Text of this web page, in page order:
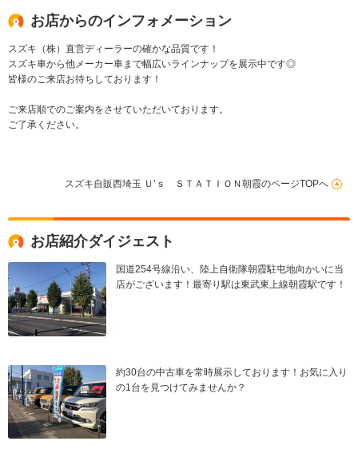
シェード
お店からのインフォメーション
スズキ（株）直営ディーラーの確かな品質です！
スズキ車から他メーカー車まで幅広いラインナップを展示中です◎
皆様のご来店お待ちしております！
ご来店順でのご案内をさせていただいております。
ご了承ください。
スズキ自販西埼玉 Ｕ’ｓ ＳＴＡＴＩＯＮ朝霞のページTOPへ
お店紹介ダイジェスト
国道254号線沿い、陸上自衛隊朝霞駐屯地向かいに当
店がございます！最寄り駅は東武東上線朝霞駅です！
約30台の中古車を常時展示しております！お気に入り
の1台を見つけてみませんか？